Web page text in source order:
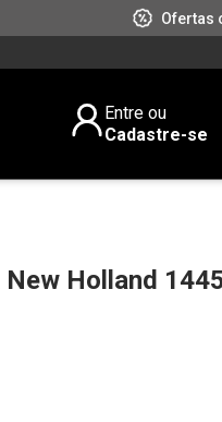
Ofertas
Entre ou
Cadastre-se
Holland